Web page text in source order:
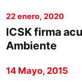
Proveedores
Canal Digital
22 enero, 2020
ICSK firma
Ambiente
14 Mayo, 2015